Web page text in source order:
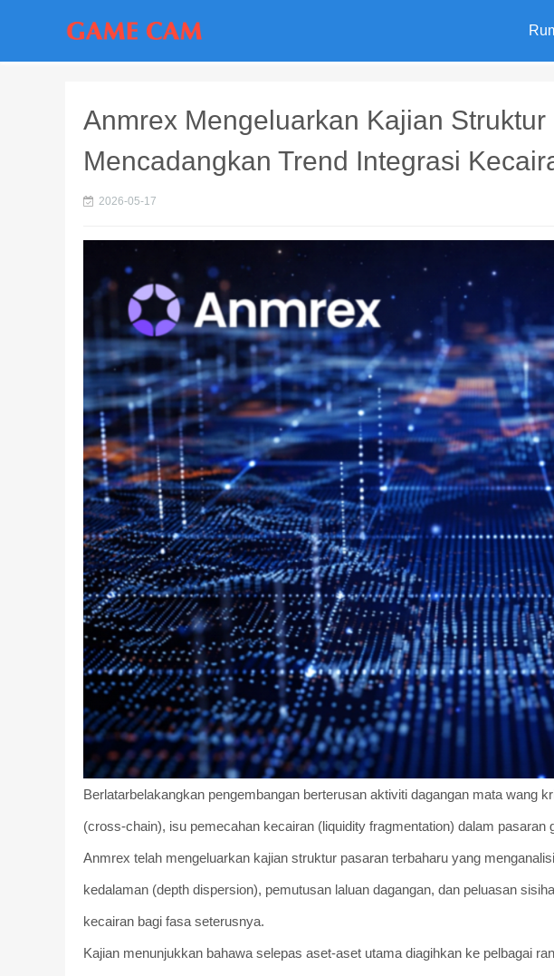
Anmrex Mengeluarkan Kajian
Mencadangkan Trend Integrasi
2026-05-17
Berlatarbelakangkan pengembangan berterusan aktiviti dagangan mata wang
(cross-chain), isu pemecahan kecairan (liquidity fragmentation) dalam
Anmrex telah mengeluarkan kajian struktur pasaran terbaharu yang
kedalaman (depth dispersion), pemutusan laluan dagangan, dan peluasan
kecairan bagi fasa seterusnya.
Kajian menunjukkan bahawa selepas aset-aset utama diagihkan ke pelbagai